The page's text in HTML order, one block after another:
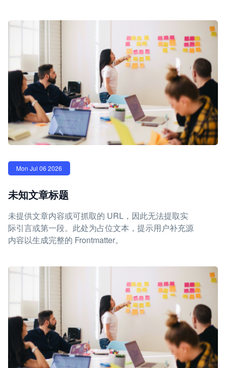
Mon Jul 06 2026
未知文章标题
未提供文章内容或可抓取的 URL，因此无法提取实
际引言或第一段。此处为占位文本，提示用户补充源
内容以生成完整的 Frontmatter。